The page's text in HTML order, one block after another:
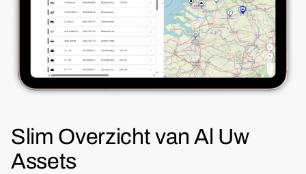
Slim Overzicht van Al Uw
Assets